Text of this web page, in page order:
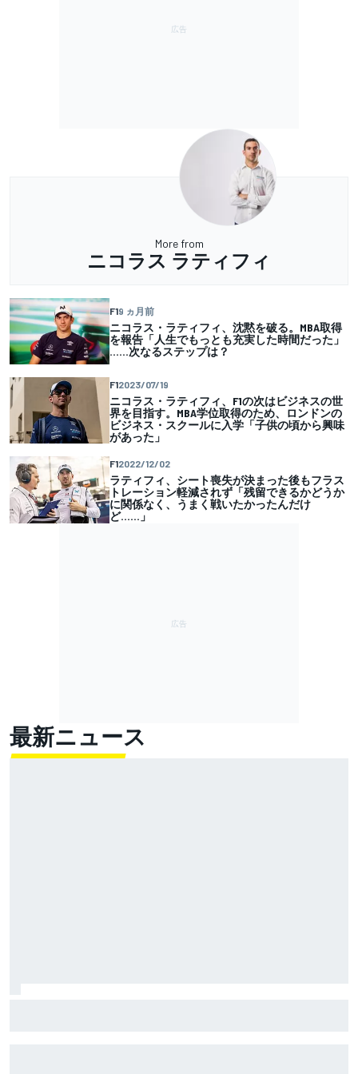
More from
ニコラス ラティフィ
F19 ヵ月前
ニコラス・ラティフィ、沈黙を破る。MBA取得
を報告「人生でもっとも充実した時間だった」
……次なるステップは？
F12023/07/19
ニコラス・ラティフィ、F1の次はビジネスの世
界を目指す。MBA学位取得のため、ロンドンの
ビジネス・スクールに入学「子供の頃から興味
があった」
F12022/12/02
ラティフィ、シート喪失が決まった後もフラス
トレーション軽減されず「残留できるかどうか
に関係なく、うまく戦いたかったんだけ
ど……」
最新ニュース